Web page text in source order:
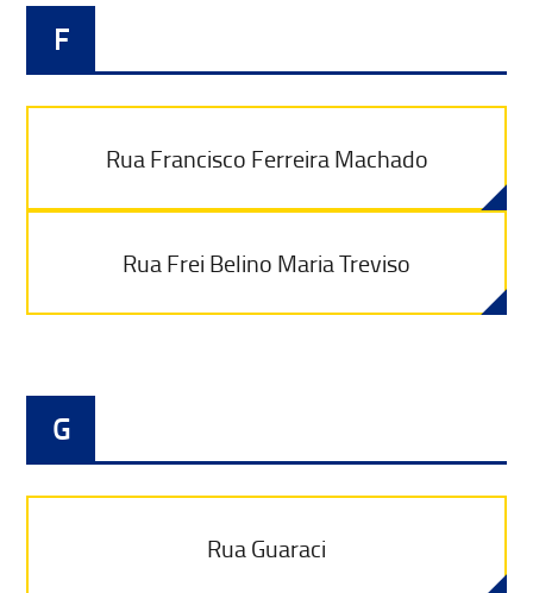
F
Rua Francisco Ferreira Machado
Rua Frei Belino Maria Treviso
G
Rua Guaraci